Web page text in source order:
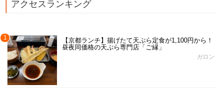
アクセスランキング
1
【京都ランチ】揚げたて天ぷら定食が1,100円から！
昼夜同価格の天ぷら専門店「ご縁」
ガロン